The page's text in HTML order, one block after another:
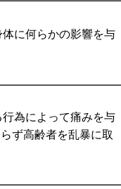
に何らかの影響を与
為によって痛みを与
ず高齢者を乱暴に取